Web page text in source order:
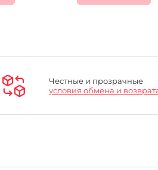
Честные и прозрачные
условия обмена и